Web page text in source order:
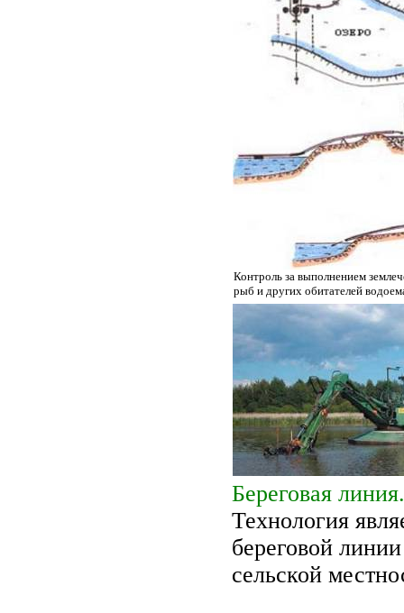
Контроль за выполнением
рыб и других обитателей
Береговая линия.
Технология
береговой
сельской